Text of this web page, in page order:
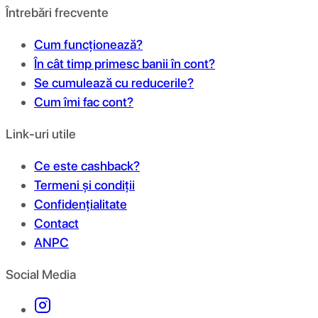
Întrebări frecvente
Cum funcționează?
În cât timp primesc banii în cont?
Se cumulează cu reducerile?
Cum îmi fac cont?
Link-uri utile
Ce este cashback?
Termeni și condiții
Confidențialitate
Contact
ANPC
Social Media